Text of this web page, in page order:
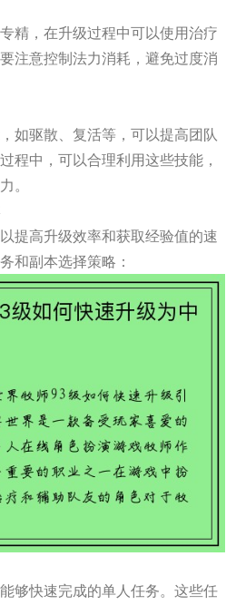
精，在升级过程中可以使用治疗
注意控制法力消耗，避免过度消
如驱散、复活等，可以提高团队
程中，可以合理利用这些技能，
。
提高升级效率和获取经验值的速
和副本选择策略：
够快速完成的单人任务。这些任